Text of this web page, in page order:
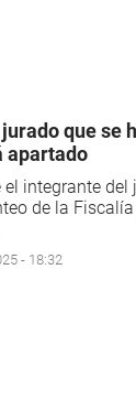
que se
apartado
el integrante del
de la
- 18:32